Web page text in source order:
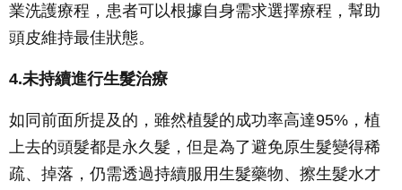
業洗護療程，患者可以根據自身需求選擇療程，幫助
頭皮維持最佳狀態。
4.未持續進行生髮治療
如同前面所提及的，雖然植髮的成功率高達95%，植
上去的頭髮都是永久髮，但是為了避免原生髮變得稀
疏、掉落，仍需透過持續服用生髮藥物、擦生髮水才